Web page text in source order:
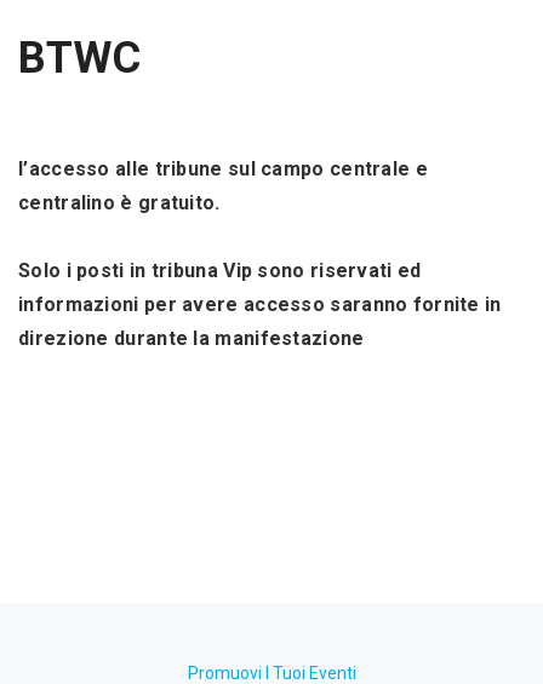
BTWC
l’accesso alle tribune sul campo centrale e
centralino è gratuito.
Solo i posti in tribuna Vip sono riservati ed
informazioni per avere accesso saranno fornite in
direzione durante la manifestazione
Promuovi I Tuoi Eventi